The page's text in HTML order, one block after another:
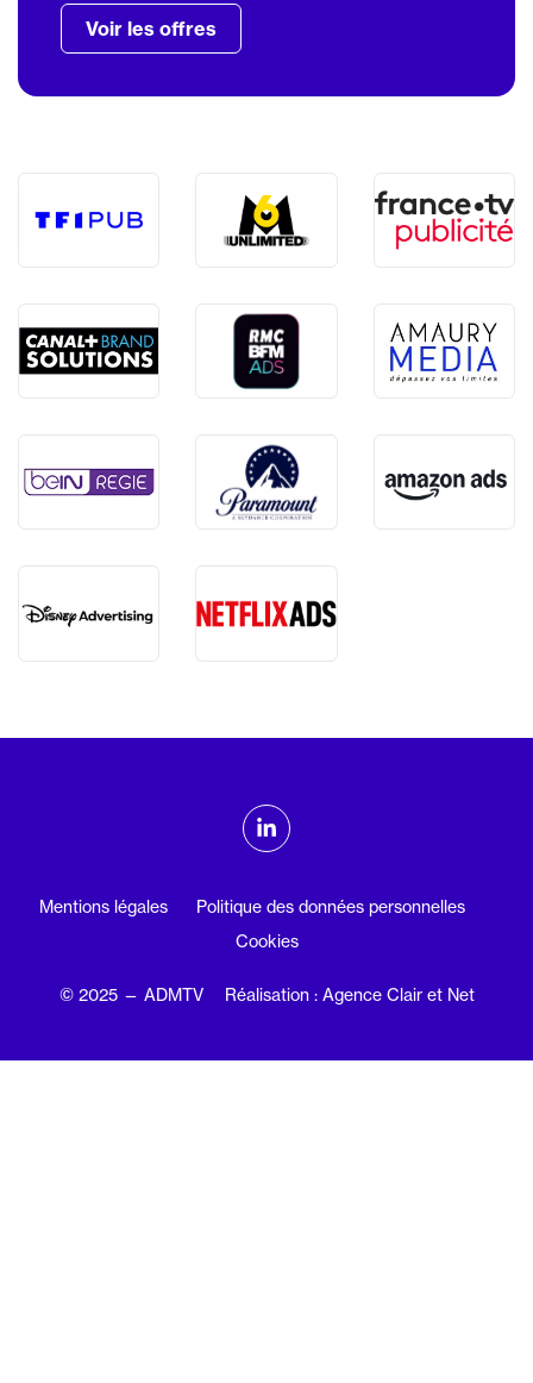
Voir les offres
ADMTV sur les réseaux sociaux
Linkedin
Mentions légales
Politique des données personnelles
Cookies
© 2025 — ADMTV Réalisation : Agence Clair et Net